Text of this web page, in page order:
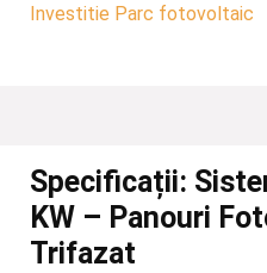
Investitie Parc fotovoltaic
Specificații:
KW – Panouri
Trifazat